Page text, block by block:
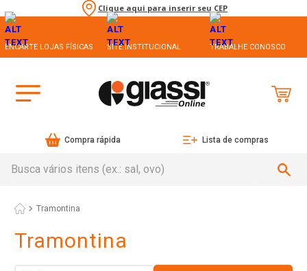
Clique aqui para inserir seu CEP
ENCARTE LOJAS FÍSICAS SITE INSTITUCIONAL TRABALHE CONOSCO
Compra rápida Lista de compras
Tramontina
Tramontina